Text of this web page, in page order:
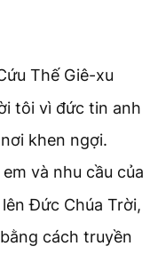
Thế Giê-xu
tôi vì đức tin anh
khen ngợi.
và nhu cầu của
Đức Chúa Trời,
cách truyền